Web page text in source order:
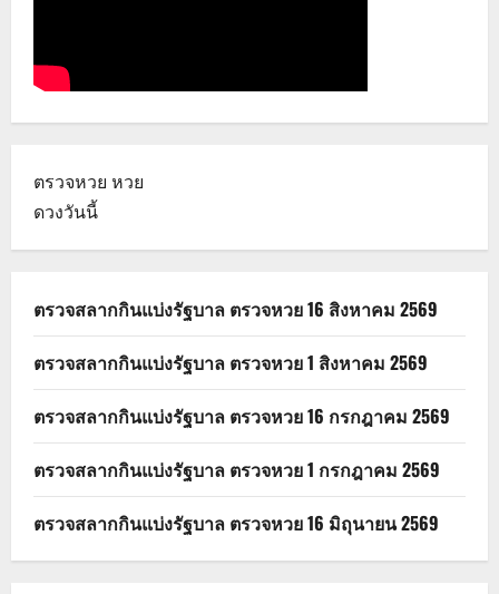
ตรวจหวย หวย
ดวงวันนี้
ตรวจสลากกินแบ่งรัฐบาล ตรวจหวย 16 สิงหาคม 2569
ตรวจสลากกินแบ่งรัฐบาล ตรวจหวย 1 สิงหาคม 2569
ตรวจสลากกินแบ่งรัฐบาล ตรวจหวย 16 กรกฎาคม 2569
ตรวจสลากกินแบ่งรัฐบาล ตรวจหวย 1 กรกฎาคม 2569
ตรวจสลากกินแบ่งรัฐบาล ตรวจหวย 16 มิถุนายน 2569